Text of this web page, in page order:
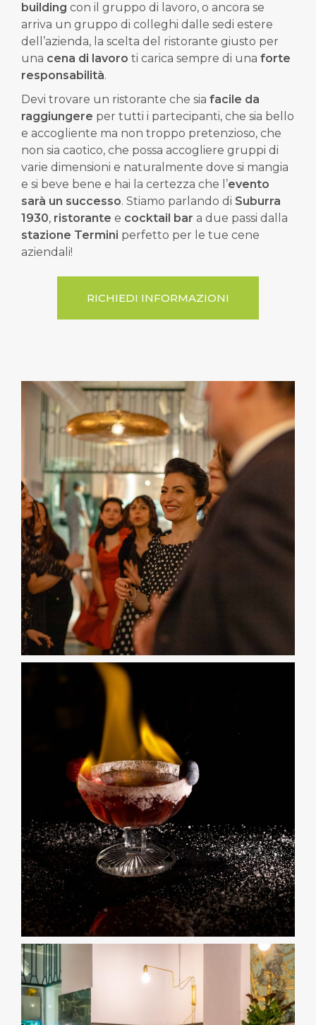
building con il gruppo di lavoro, o ancora se
arriva un gruppo di colleghi dalle sedi estere
dell’azienda, la scelta del ristorante giusto per
una cena di lavoro ti carica sempre di una forte
responsabilità.
Devi trovare un ristorante che sia facile da
raggiungere per tutti i partecipanti, che sia bello
e accogliente ma non troppo pretenzioso, che
non sia caotico, che possa accogliere gruppi di
varie dimensioni e naturalmente dove si mangia
e si beve bene e hai la certezza che l’evento
sarà un successo. Stiamo parlando di Suburra
1930, ristorante e cocktail bar a due passi dalla
stazione Termini perfetto per le tue cene
aziendali!
RICHIEDI INFORMAZIONI